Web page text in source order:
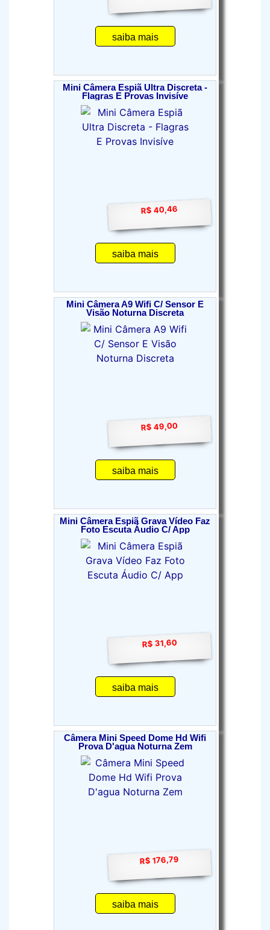
saiba mais
Mini Câmera Espiã Ultra Discreta -
Flagras E Provas Invisíve
R$ 40,46
saiba mais
Mini Câmera A9 Wifi C/ Sensor E
Visão Noturna Discreta
R$ 49,00
saiba mais
Mini Câmera Espiã Grava Vídeo Faz
Foto Escuta Áudio C/ App
R$ 31,60
saiba mais
Câmera Mini Speed Dome Hd Wifi
Prova D'agua Noturna Zem
R$ 176,79
saiba mais